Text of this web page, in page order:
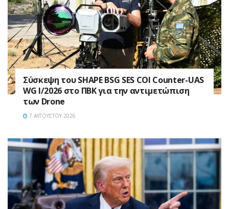
Σύσκεψη του SHAPE BSG SES COI Counter-UAS
WG I/2026 στο ΠΒΚ για την αντιμετώπιση
των Drone
7 ΑΥΓΟΎΣΤΟΥ 2026